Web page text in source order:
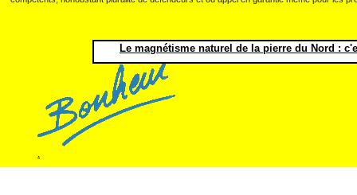
Le magnétisme naturel de la pierre du Nord :
.